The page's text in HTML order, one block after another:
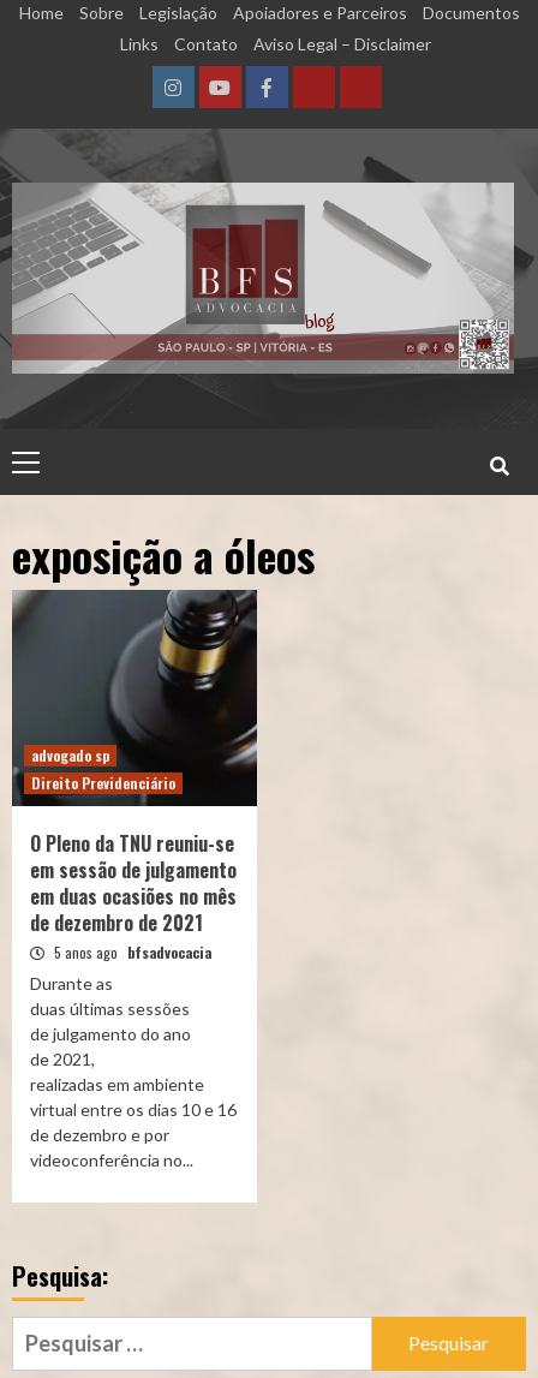
SkipHome Sobre Legislação Apoiadores e Parceiros
Documentos
Links
Contato Aviso Legal – Disclaimer
InstagramYouTubeFacebookCalculadora
Qualidade
de
Segurado
(INSS)
Calculadora
Tempo
de
Contribuição
Menu
exposição a óleos
advogado sp
Direito Previdenciário
O Pleno da TNU reuniu-se
em sessão de julgamento
em duas ocasiões no mês
de dezembro de 2021
5 anos ago bfsadvocacia
Durante as
duas últimas sessões
de julgamento do ano
de 2021,
realizadas em ambiente
virtual entre os dias 10 e 16
de dezembro e por
videoconferência no...
Pesquisa:
Pesquisar
por: